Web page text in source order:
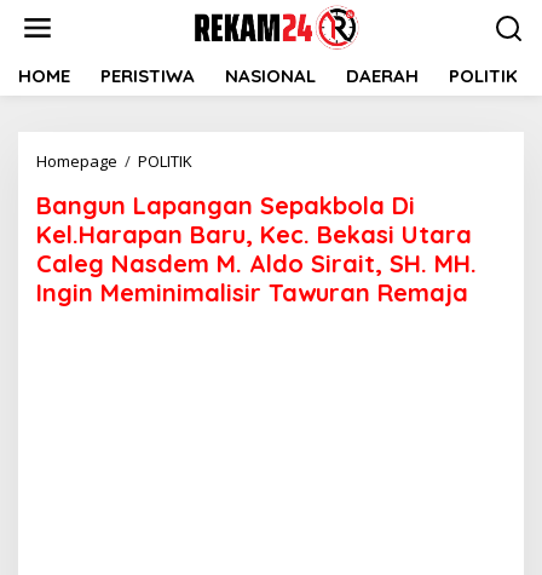
HOME PERISTIWA NASIONAL DAERAH POLITIK
Homepage / POLITIKBangun
Sepakbola
Di
Kel.Harapan
Baru,
Kec.
Bangun Lapangan Sepakbola Di
Kel.Harapan Baru, Kec. Bekasi Utara
Caleg Nasdem M. Aldo Sirait, SH. MH.
Ingin Meminimalisir Tawuran Remaja